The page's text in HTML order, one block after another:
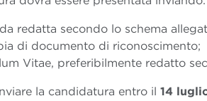
redatta secondo lo schema
di documento di riconoscimento;
Vitae, preferibilmente redatto
la candidatura entro il 14